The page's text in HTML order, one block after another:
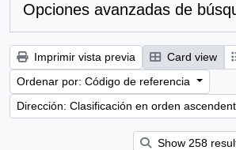
Opciones avanzadas de
Imprimir vista previa Card view
Ordenar por: Código de referencia
Dirección: Clasificación en orden
Show 258